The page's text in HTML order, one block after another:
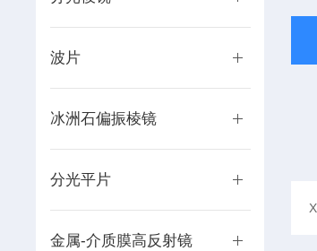
波片
冰洲石偏振棱镜
分光平片
金属-介质膜高反射镜